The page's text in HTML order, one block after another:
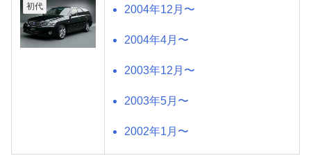
初代 2004年12月〜
2004年4月〜
2003年12月〜
2003年5月〜
2002年1月〜